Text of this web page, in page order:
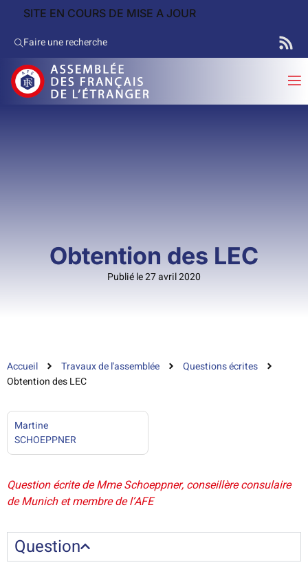
SITE EN COURS DE MISE A JOUR
Faire une recherche
Obtention des LEC
Publié le 27 avril 2020
Accueil Travaux de l'assemblée
Questions écrites
Obtention des LEC
Martine
SCHOEPPNER
Question écrite de Mme Schoeppner, conseillère consulaire
de Munich et membre de l’AFE
Question